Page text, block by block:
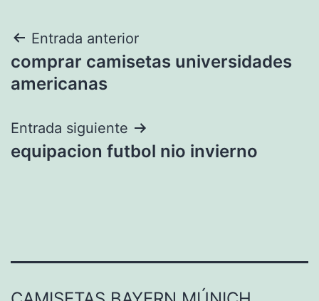
Navegación
de
Entrada anterior
comprar camisetas universidades
americanas
Entrada siguiente
equipacion futbol nio invierno